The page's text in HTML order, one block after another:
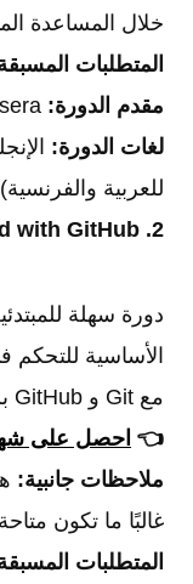
خلال المساعدة
المتطلبات
مقدم الدورة:
لغات الدورة:
للعربية
2. Git Started with GitHub
دورة سهلة
الأساسية
مع Git و GitHub بسرعة.
👈 احصل على
ملاحظات جانبية:
غالبًا ما تكون
المتطلبات